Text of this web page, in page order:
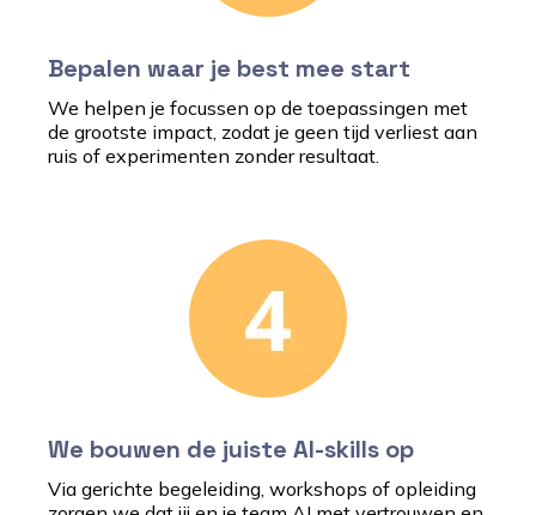
Bepalen waar je best mee start
We helpen je focussen op de toepassingen met
de grootste impact, zodat je geen tijd verliest aan
ruis of experimenten zonder resultaat.
We bouwen de juiste AI-skills op
Via gerichte begeleiding, workshops of opleiding